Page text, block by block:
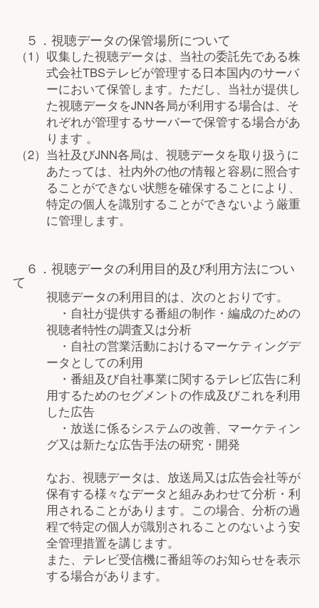
５．視聴データの保管場所について
（1） 収集した視聴データは、当社の委託先である株
式会社TBSテレビが管理する日本国内のサーバ
ーにおいて保管します。ただし、当社が提供し
た視聴データをJNN各局が利用する場合は、そ
れぞれが管理するサーバーで保管する場合があ
ります 。
（2） 当社及びJNN各局は、視聴データを取り扱うに
あたっては、社内外の他の情報と容易に照合す
ることができない状態を確保することにより、
特定の個人を識別することができないよう厳重
に管理します。
６．視聴データの利用目的及び利用方法につい
て
視聴データの利用目的は、次のとおりです。
・自社が提供する番組の制作・編成のための
視聴者特性の調査又は分析
・自社の営業活動におけるマーケティングデ
ータとしての利用
・番組及び自社事業に関するテレビ広告に利
用するためのセグメントの作成及びこれを利用
した広告
・放送に係るシステムの改善、マーケティン
グ又は新たな広告手法の研究・開発
なお、視聴データは、放送局又は広告会社等が
保有する様々なデータと組みあわせて分析・利
用されることがあります。この場合、分析の過
程で特定の個人が識別されることのないよう安
全管理措置を講じます。
また、テレビ受信機に番組等のお知らせを表示
する場合があります。